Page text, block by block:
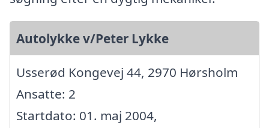
Autolykke v/Peter Lykke
Usserød Kongevej 44, 2970 Hørsholm
Ansatte: 2
Startdato: 01. maj 2004,